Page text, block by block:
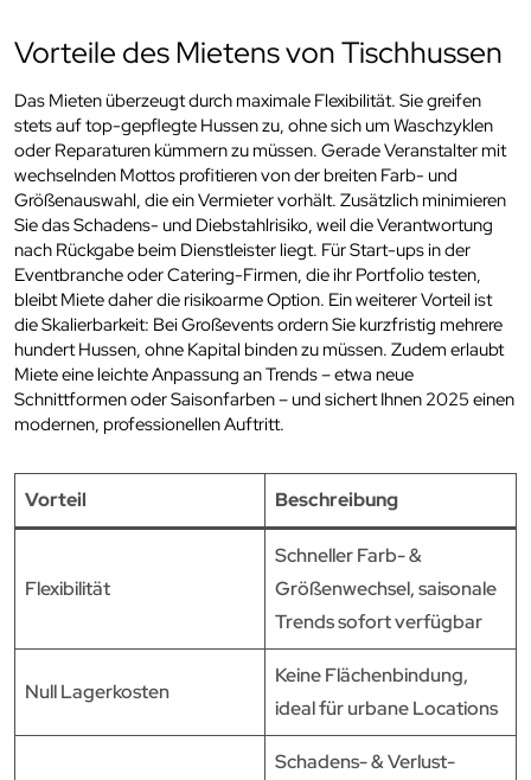
Vorteile des Mietens von Tischhussen
Das Mieten überzeugt durch maximale Flexibilität. Sie greifen
stets auf top-gepflegte Hussen zu, ohne sich um Waschzyklen
oder Reparaturen kümmern zu müssen. Gerade Veranstalter mit
wechselnden Mottos profitieren von der breiten Farb- und
Größenauswahl, die ein Vermieter vorhält. Zusätzlich minimieren
Sie das Schadens- und Diebstahlrisiko, weil die Verantwortung
nach Rückgabe beim Dienstleister liegt. Für Start-ups in der
Eventbranche oder Catering-Firmen, die ihr Portfolio testen,
bleibt Miete daher die risikoarme Option. Ein weiterer Vorteil ist
die Skalierbarkeit: Bei Großevents ordern Sie kurzfristig mehrere
hundert Hussen, ohne Kapital binden zu müssen. Zudem erlaubt
Miete eine leichte Anpassung an Trends – etwa neue
Schnittformen oder Saisonfarben – und sichert Ihnen 2025 einen
modernen, professionellen Auftritt.
Vorteil Beschreibung
Flexibilität
Schneller Farb- &
Größenwechsel, saisonale
Trends sofort verfügbar
Null Lagerkosten
Keine Flächenbindung,
ideal für urbane Locations
Schadens- & Verlust­